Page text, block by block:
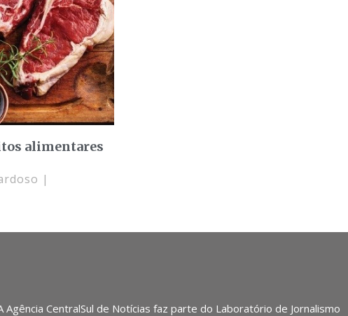
alimentares
Agência CentralSul de Notícias faz parte do Laboratório de Jornalismo